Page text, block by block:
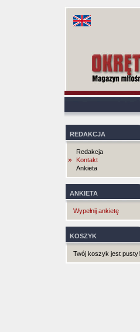
REDAKCJA
Redakcja
»
Kontakt
Ankieta
ANKIETA
Wypełnij ankietę
KOSZYK
Twój koszyk jest pusty!